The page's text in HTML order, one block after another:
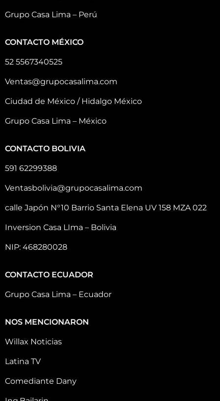
Grupo Casa Lima – Perú
CONTACTO MÉXICO
52 5567340525
Ventas@grupocasalima.com
Ciudad de México / Hidalgo México
Grupo Casa Lima – México
CONTACTO BOLIVIA
591 62299388
Ventasbolivia@grupocasalima.com
calle Japón N°10 Barrio Santa Elena UV 158 MZA 022
Inversion Casa LIma – Bolivia
NIP: 468280028
CONTACTO ECUADOR
Grupo Casa Lima – Ecuador
NOS MENCIONARON
Willax Noticias
Latina TV
Comediante Dany